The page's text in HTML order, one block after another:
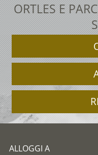
ORTLES E
ALLOGGI A